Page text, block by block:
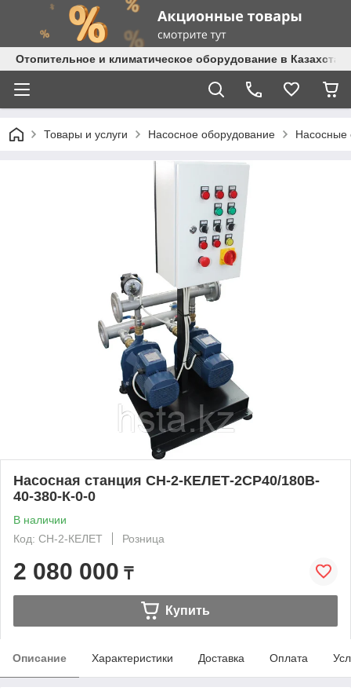
Отопительное и климатическое оборудование в
Товары и услуги Насосное оборудование Насосные
Насосная станция СН-2-КЕЛЕТ-2СР40/180B-
40-380-К-0-0
В наличии
Код: СН-2-КЕЛЕТ
Розница
2 080 000 ₸
Купить
Описание Характеристики Доставка Оплата